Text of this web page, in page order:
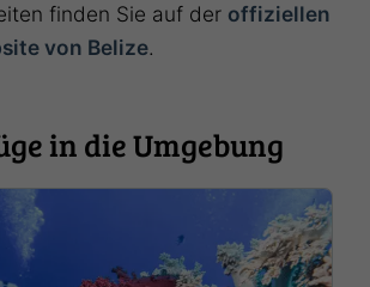
finden Sie auf der offiziellen
von Belize.
in die Umgebung